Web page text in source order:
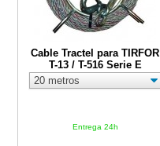
Cable Tractel para TIRFOR
T-13 / T-516 Serie E
Entrega 24h